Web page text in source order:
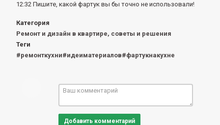
12:32 Пишите, какой фартук вы бы точно не использовали!
Категория
Ремонт и дизайн в квартире, советы и решения
Теги
#ремонткухни#идеиматериалов#фартукнакухне
Добавить комментарий